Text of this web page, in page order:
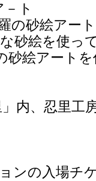
ト
の砂絵アー
砂絵を使っ
砂絵アート
」内、忍里工
の入場チ